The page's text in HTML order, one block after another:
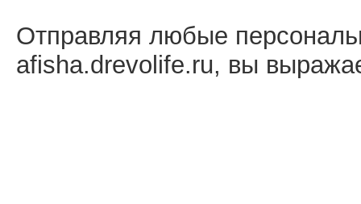
Отправляя любые
afisha.drevolife.ru, вы